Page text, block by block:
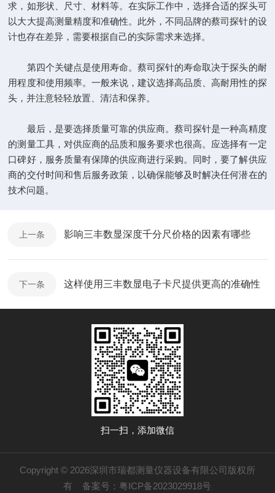
求，如形状、尺寸、材料等。在实际工作中，选择合适的探头可
以大大提高测量精度和准确性。此外，不同品牌的蔡司探针的设
计也存在差异，需要根据自己的实际需求来选择。
第四个关键点是使用寿命。蔡司探针的寿命取决于探头的耐
用程度和使用频率。一般来说，建议选择高品质、高耐用性的探
头，并注意轻轻放置、清洁和保养。
最后，是要选择质量可靠的供应商。蔡司探针是一种高精度
的测量工具，对供应商的品质和服务要求也很高。应选择有一定
口碑好，服务质量有保障的供应商进行采购。同时，要了解供应
商的交付时间和售后服务政策，以确保能够及时解决任何潜在的
技术问题。
上一条 影响三丰数显深度千分尺价格的因素有哪些
下一条 这样使用三丰数显电子卡尺提供更高的准确性
扫一扫，添加微信
Copyright © 2026深圳市瑞都测量仪器设备有限公司版权所
有 备案号：粤ICP备2023029918号